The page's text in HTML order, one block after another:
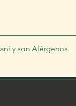
y son Alérgenos.